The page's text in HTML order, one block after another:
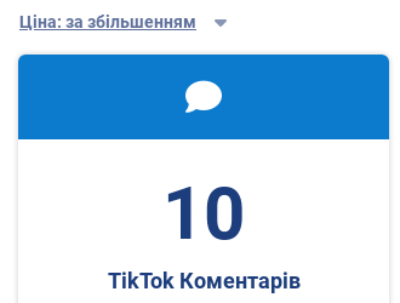
Ціна: за збільшенням
10
TikTok Коментарів